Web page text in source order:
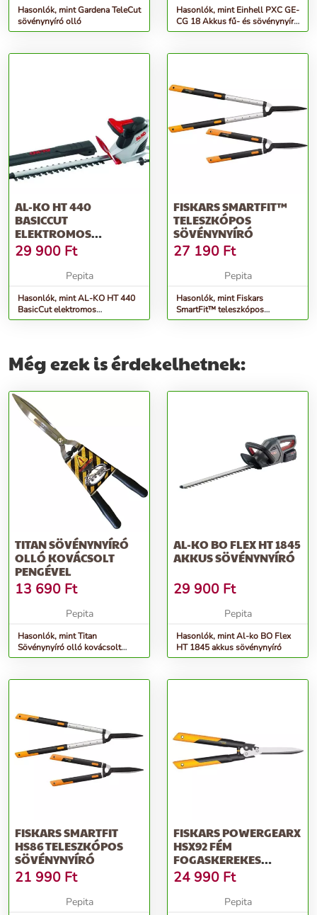
Hasonlók, mint Gardena TeleCut
sövénynyíró olló
Hasonlók, mint Einhell PXC GE-
CG 18 Akkus fű- és sövénynyíró
akku és töltő nélkül
AL-KO HT 440
BASICCUT
ELEKTROMOS
SÖVÉNYNYÍRÓ
29 900 Ft
Pepita
Hasonlók, mint AL-KO HT 440
BasicCut elektromos
Sövénynyíró
FISKARS SMARTFIT™
TELESZKÓPOS
SÖVÉNYNYÍRÓ
27 190 Ft
Pepita
Hasonlók, mint Fiskars
SmartFit™ teleszkópos
Sövénynyíró
Még ezek is érdekelhetnek:
TITAN SÖVÉNYNYÍRÓ
OLLÓ KOVÁCSOLT
PENGÉVEL
13 690 Ft
Pepita
Hasonlók, mint Titan
Sövénynyíró olló kovácsolt
pengével
AL-KO BO FLEX HT 1845
AKKUS SÖVÉNYNYÍRÓ
29 900 Ft
Pepita
Hasonlók, mint Al-ko BO Flex
HT 1845 akkus sövénynyíró
FISKARS SMARTFIT
HS86 TELESZKÓPOS
SÖVÉNYNYÍRÓ
21 990 Ft
Pepita
FISKARS POWERGEARX
HSX92 FÉM
FOGASKEREKES
SÖVÉNYNYÍRÓ
24 990 Ft
Pepita